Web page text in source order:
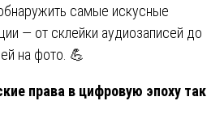
самые искусные
— от склейки аудиозаписей до
на фото. 💪
права в цифровую эпоху так